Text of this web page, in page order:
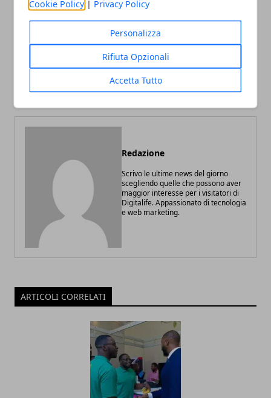
Cookie Policy | Privacy Policy
Personalizza
Rifiuta Opzionali
Accetta Tutto
Articolo Successivo
I vantaggi di fare azienda
dove investire
Redazione
Scrivo le ultime news del giorno
scegliendo quelle che possono aver
maggior interesse per i visitatori di
Digitalife. Appassionato di tecnologia
e web marketing.
ARTICOLI CORRELATI